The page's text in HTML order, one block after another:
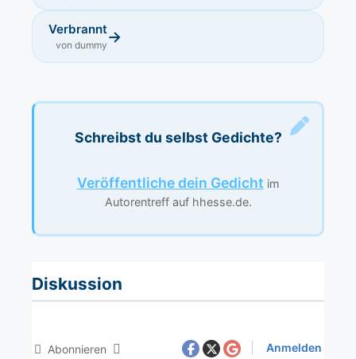
Verbrannt
von dummy →
Schreibst du selbst Gedichte?
Veröffentliche dein Gedicht im
Autorentreff auf hhesse.de.
Diskussion
Abonnieren Anmelden